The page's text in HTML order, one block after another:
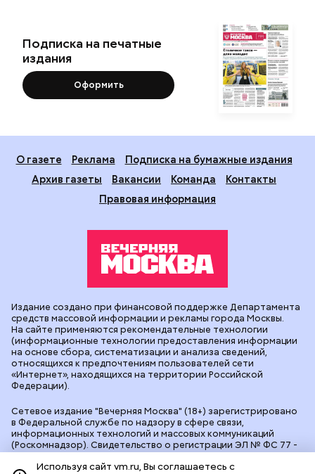
Подписка на печатные
издания
Оформить
О газете Реклама
Подписка на бумажные издания
Архив газеты
Вакансии Команда
Контакты
Правовая информация
Сетевое издание "Вечерняя Москва" (18+) зарегистрировано
в Федеральной службе по надзору в сфере связи,
информационных технологий и массовых коммуникаций
(Роскомнадзор). Свидетельство о регистрации ЭЛ № ФС 77 -
90524 от 09.12.2025. Учредитель: АО "Редакция газеты
"Вечерняя Москва". Главный редакторvm.ru: Александр
Издание создано при финансовой поддержке Департамента
средств массовой информации и рекламы города Москвы.
На сайте применяются рекомендательные технологии
(информационные технологии предоставления информации
на основе сбора, систематизации и анализа сведений,
относящихся к предпочтениям пользователей сети
«Интернет», находящихся на территории Российской
Федерации).
Используя сайт vm.ru, Вы соглашаетесь с